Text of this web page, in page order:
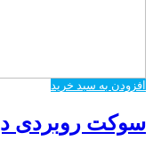
افزودن به سبد خرید
سوکت روبردی دیتا